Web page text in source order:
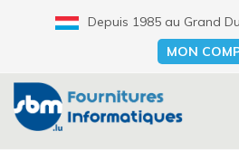
Depuis 1985 au Grand
Select your
MON